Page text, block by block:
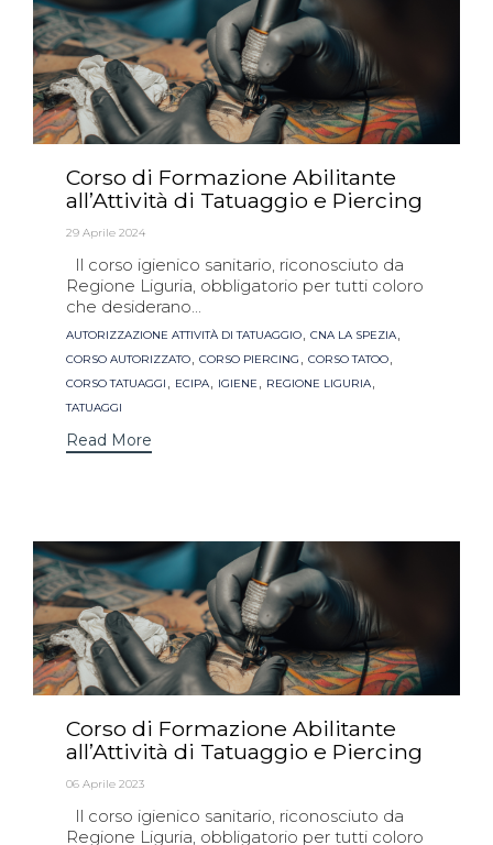
Corso di Formazione Abilitante
all’Attività di Tatuaggio e Piercing
29 Aprile 2024
Il corso igienico sanitario, riconosciuto da
Regione Liguria, obbligatorio per tutti coloro
che desiderano...
Tags
AUTORIZZAZIONE ATTIVITÀ DI TATUAGGIO, CNA LA SPEZIA,
CORSO AUTORIZZATO, CORSO PIERCING , CORSO TATOO,
CORSO TATUAGGI , ECIPA, IGIENE , REGIONE LIGURIA,
TATUAGGI
Read More
Corso di Formazione Abilitante
all’Attività di Tatuaggio e Piercing
06 Aprile 2023
Il corso igienico sanitario, riconosciuto da
Regione Liguria, obbligatorio per tutti coloro